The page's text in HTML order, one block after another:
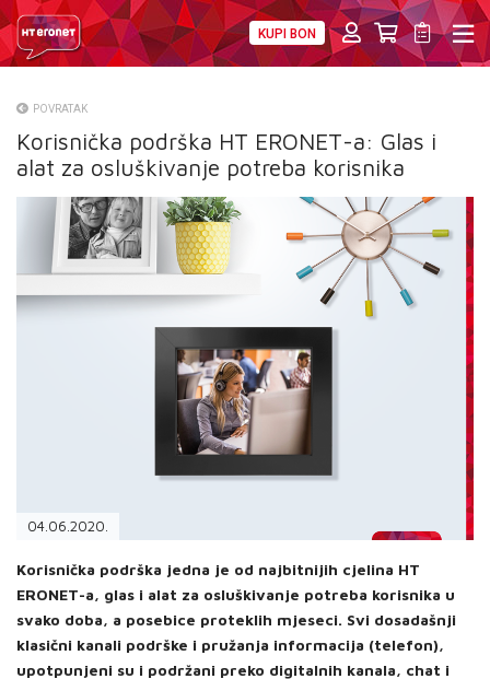
KUPI BON
O NAMA
NATJEČAJI
VELEPRODAJA
TELEFONSKI IMENIK
POVRATAK
Korisnička podrška HT ERONET-a: Glas i
alat za osluškivanje potreba korisnika
04.06.2020.
Korisnička podrška jedna je od najbitnijih cjelina HT
ERONET-a, glas i alat za osluškivanje potreba korisnika u
svako doba, a posebice proteklih mjeseci. Svi dosadašnji
klasični kanali podrške i pružanja informacija (telefon),
upotpunjeni su i podržani preko digitalnih kanala, chat i